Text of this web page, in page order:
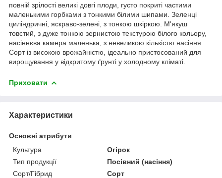
повній зрілості великі довгі плоди, густо покриті частими
маленькими горбками з тонкими білими шипами. Зеленці
циліндричні, яскраво-зелені, з тонкою шкіркою. М'якуш
товстий, з дуже тонкою зернистою текстурою білого кольору,
насіннєва камера маленька, з невеликою кількістю насіння.
Сорт із високою врожайністю, ідеально пристосований для
вирощування у відкритому ґрунті у холодному кліматі.
Приховати
Характеристики
Основні атрибути
Культура
Огірок
Тип продукції
Посівний (насіння)
Сорт/Гібрид
Сорт